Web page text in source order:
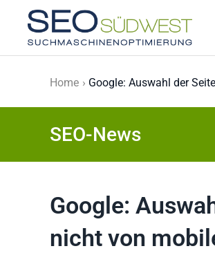
Skip to main content
Home Google: Auswahl der
SEO-News
Google:
nicht von